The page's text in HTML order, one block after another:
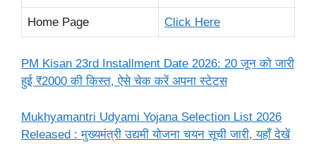
Home Page Click Here
PM Kisan 23rd Installment Date 2026: 20 जून को जारी
हुई ₹2000 की किस्त, ऐसे चेक करें अपना स्टेटस
Mukhyamantri Udyami Yojana Selection List 2026
Released : मुख्यमंत्री उद्यमी योजना चयन सूची जारी, यहाँ देखें